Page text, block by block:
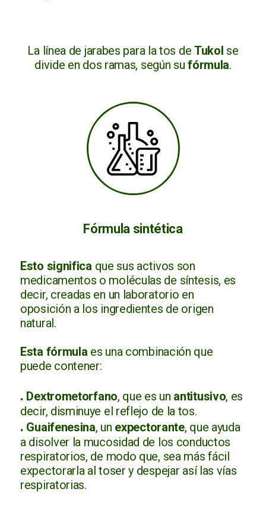
La línea de jarabes para la tos de Tukol se
divide en dos ramas, según sufórmula.
Fórmula sintética
Esto significa que sus activos son
medicamentos o moléculas de síntesis, es
decir, creadas en un laboratorio en
oposición a los ingredientes de origen
natural.
Esta fórmula es una combinación que
puede contener:
. Dextrometorfano, que es un antitusivo, es
decir, disminuye el reflejo de la tos.
. Guaifenesina, un expectorante, que ayuda
a disolver la mucosidad de los conductos
respiratorios, de modo que, sea más fácil
expectorarla al toser y despejar así las vías
respiratorias.